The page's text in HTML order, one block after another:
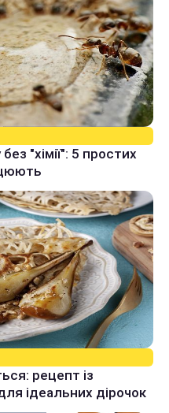
"хімії": 5 простих
рецепт із
ідеальних дірочок